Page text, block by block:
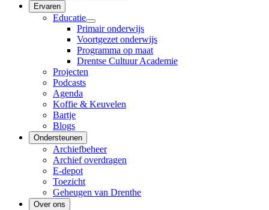
Ervaren
Educatie
Primair onderwijs
Voortgezet onderwijs
Programma op maat
Drentse Cultuur Academie
Projecten
Podcasts
Agenda
Koffie & Keuvelen
Bartje
Blogs
Ondersteunen
Archiefbeheer
Archief overdragen
E-depot
Toezicht
Geheugen van Drenthe
Over ons